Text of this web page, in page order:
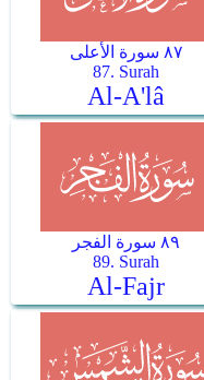
٨٧ سورة الأعلى
87. Surah
Al-A'lâ
٨٩ سورة الفجر
89. Surah
Al-Fajr